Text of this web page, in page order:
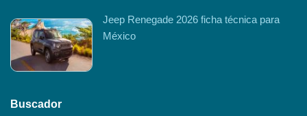
Jeep Renegade 2026 ficha técnica para
México
Buscador